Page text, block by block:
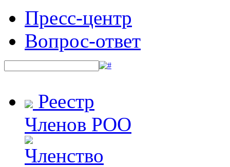
Пресс-центр
Вопрос-ответ
Реестр
Членов РОО